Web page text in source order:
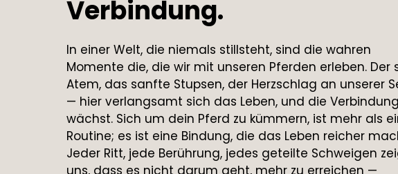
Verbindung.
In einer Welt, die niemals stillsteht, sind die wahren
Momente die, die wir mit unseren Pferden erleben. Der
Atem, das sanfte Stupsen, der Herzschlag an unserer
— hier verlangsamt sich das Leben, und die Verbindung
wächst. Sich um dein Pferd zu kümmern, ist mehr als
Routine; es ist eine Bindung, die das Leben reicher
Jeder Ritt, jede Berührung, jedes geteilte Schweigen
uns, dass es nicht darum geht, mehr zu erreichen —